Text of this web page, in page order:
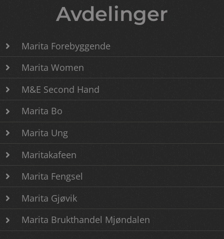
Avdelinger
Marita Forebyggende
Marita Women
M&E Second Hand
Marita Bo
Marita Ung
Maritakafeen
Marita Fengsel
Marita Gjøvik
Marita Brukthandel Mjøndalen